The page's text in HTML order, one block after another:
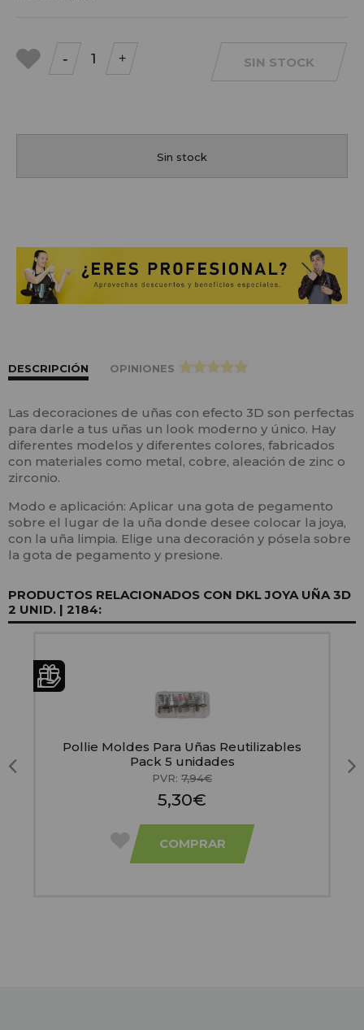
- + SIN STOCK
Sin stock
DESCRIPCIÓN OPINIONES >
Las decoraciones de uñas con efecto 3D son perfectas
para darle a tus uñas un look moderno y único. Hay
diferentes modelos y diferentes colores, fabricados
con materiales como metal, cobre, aleación de zinc o
zirconio.
Modo e aplicación: Aplicar una gota de pegamento
sobre el lugar de la uña donde desee colocar la joya,
con la uña limpia. Elige una decoración y pósela sobre
la gota de pegamento y presione.
PRODUCTOS RELACIONADOS CON DKL JOYA UÑA 3D
2 UNID. | 2184:
Pollie Moldes Para Uñas Reutilizables
Pack 5 unidades
PVR: 7,94€
5,30€
COMPRAR